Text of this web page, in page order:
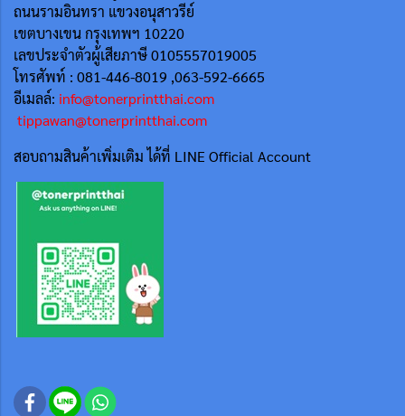
ถนนรามอินทรา แขวงอนุสาวรีย์
เขตบางเขน กรุงเทพฯ 10220
เลขประจำตัวผู้เสียภาษี 0105557019005
โทรศัพท์ : 081-446-8019 ,063-592-6665
อีเมลล์: info@tonerprintthai.com
tippawan@tonerprintthai.com
สอบถามสินค้าเพิ่มเติม ได้ที่ LINE Official Account